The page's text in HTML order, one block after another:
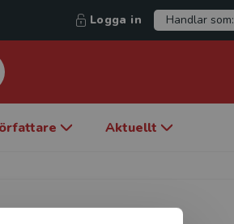
Logga in Handlar som:
Aktuellt